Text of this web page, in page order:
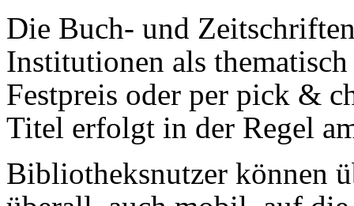
Die Buch- und
Institutionen als
Festpreis oder per pick &
Titel erfolgt in der Regel
Bibliotheksnutzer können